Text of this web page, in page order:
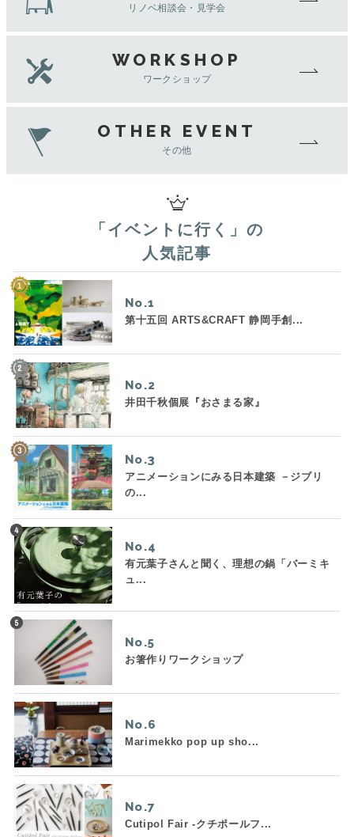
リノベ相談会・見学会
WORKSHOP
ワークショップ
OTHER EVENT
その他
「 イベントに行く
」の
人気記事
No.
第十五回 ARTS&CRAFT 静岡手創...
No.
井田千秋個展『おさまる家』
No.
アニメーションにみる日本建築 －ジブリ
の...
No.
有元葉子さんと聞く、理想の鍋「バーミキ
ュ...
No.
お箸作りワークショップ
No.
Marimekko pop up sho...
No.
Cutipol Fair -クチポールフ...